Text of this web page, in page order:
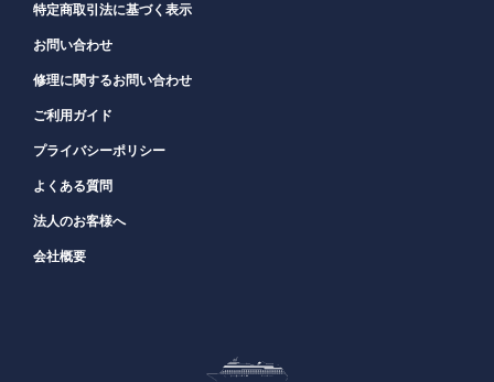
特定商取引法に基づく表示
お問い合わせ
修理に関するお問い合わせ
ご利用ガイド
プライバシーポリシー
よくある質問
法人のお客様へ
会社概要